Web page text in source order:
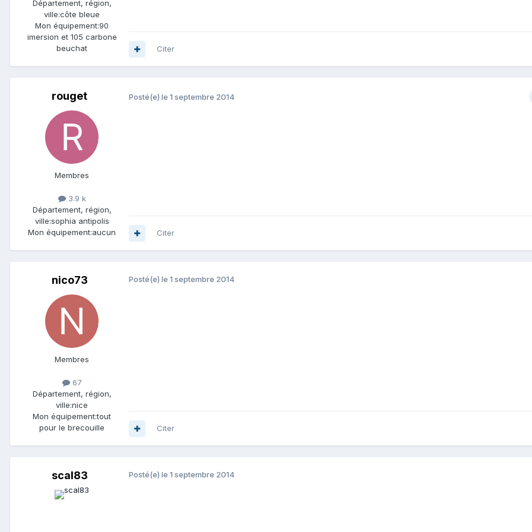
Département, région,
ville:côte bleue
Mon équipement:90
imersion et 105 carbone
beuchat
Citer
rouget
Membres
3.9 k
Département, région,
ville:sophia antipolis
Mon équipement:aucun
Posté(e) le 1 septembre 2014
Citer
nico73
Membres
67
Département, région,
ville:nice
Mon équipement:tout
pour le brecouille
Posté(e) le 1 septembre 2014
Citer
scal83 Posté(e) le 1 septembre 2014